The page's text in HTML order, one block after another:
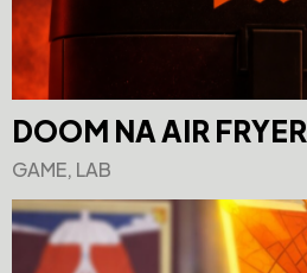
DOOM NA AIR FRYER
GAME, LAB